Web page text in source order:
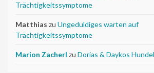
Trächtigkeitssymptome
Matthias zu Ungeduldiges warten auf
Trächtigkeitssymptome
Marion Zacherl zu Dorias & Daykos